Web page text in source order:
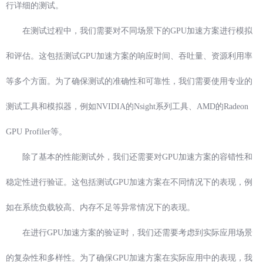
行详细的测试。
在测试过程中，我们需要对不同场景下的GPU加速方案进行模拟
和评估。这包括测试GPU加速方案的响应时间、吞吐量、资源利用率
等多个方面。为了确保测试的准确性和可靠性，我们需要使用专业的
测试工具和模拟器，例如NVIDIA的Nsight系列工具、AMD的Radeon
GPU Profiler等。
除了基本的性能测试外，我们还需要对GPU加速方案的容错性和
稳定性进行验证。这包括测试GPU加速方案在不同情况下的表现，例
如在系统负载较高、内存不足等异常情况下的表现。
在进行GPU加速方案的验证时，我们还需要考虑到实际应用场景
的复杂性和多样性。为了确保GPU加速方案在实际应用中的表现，我